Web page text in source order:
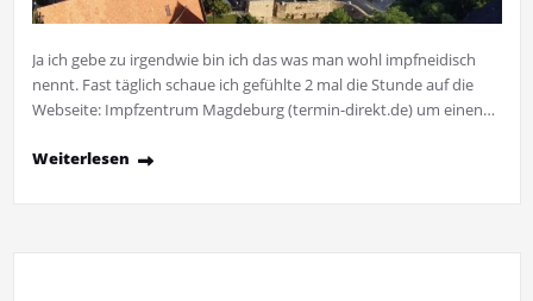
Ja ich gebe zu irgendwie bin ich das was man wohl impfneidisch
nennt. Fast täglich schaue ich gefühlte 2 mal die Stunde auf die
Webseite: Impfzentrum Magdeburg (termin-direkt.de) um einen…
Weiterlesen